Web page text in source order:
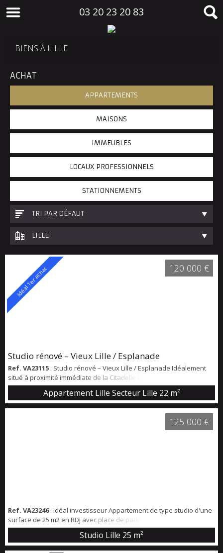
03 20 23 20 83
BIENS À LILLE
ACHAT
APPARTEMENTS
MAISONS
IMMEUBLES
LOCAUX PROFESSIONNELS
STATIONNEMENTS
TRI PAR DÉFAUT
LILLE
Idéal 1er achat
Studio rénové – Vieux Lille / Esplanade
Ref. VA23115 : Studio rénové – Vieux Lille / Esplanade Idéalement
situé à proximité immédiate de la Citadelle et de l’Esplanade, au
cœur du Vieux Lille, ce charmant studio de 22,16 m² se trouve au 1er
étage d’une copropriété sécurisée comprenant 16 lots d’habitation.
L’appartement, en excellent état, a été récemment rénové. Il se
compose d’une entrée, d’une salle de douche avec WC, ainsi que
Appartement Lille Secteur Lille 22 m²
120 000 €
Ref. VA23246: Idéal investisseur Appartement de type studio d'une
surface de 25 m2 en RDJ avec place de parking privatif. Comprenant
: Cuisine ouverte sur pièce principale SDD avec WC Entrée avec
rangement Grande fenêtre amenant beaucoup de luminosité Accès
parking sécurisé par rue parallèle. Rafraichissement à prévoir.
Studio Lille 25 m²
125 000 €